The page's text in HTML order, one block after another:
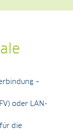
–
oder LAN-
die